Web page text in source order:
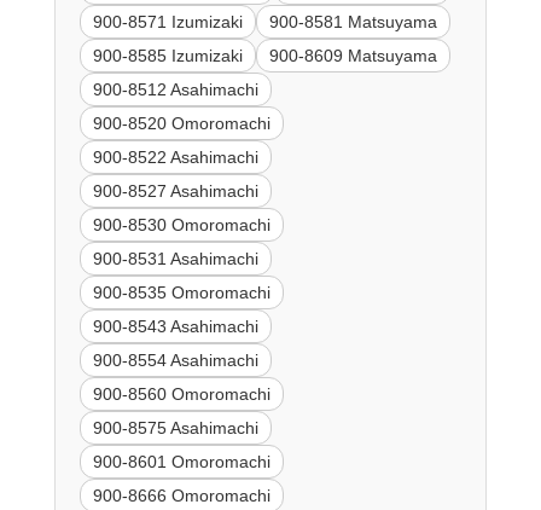
900-8571 Izumizaki
900-8581 Matsuyama
900-8585 Izumizaki
900-8609 Matsuyama
900-8512 Asahimachi
900-8520 Omoromachi
900-8522 Asahimachi
900-8527 Asahimachi
900-8530 Omoromachi
900-8531 Asahimachi
900-8535 Omoromachi
900-8543 Asahimachi
900-8554 Asahimachi
900-8560 Omoromachi
900-8575 Asahimachi
900-8601 Omoromachi
900-8666 Omoromachi